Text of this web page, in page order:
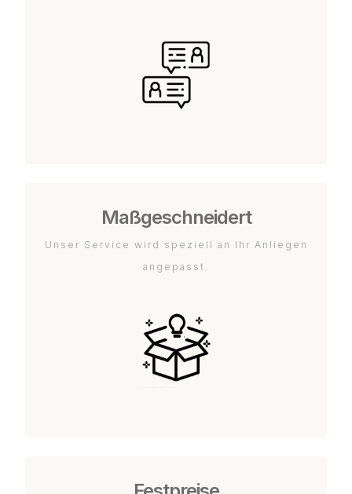
Maßgeschneidert
Unser Service wird speziell an Ihr Anliegen
angepasst.